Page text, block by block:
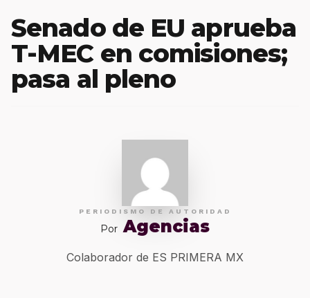
Senado de EU aprueba
T-MEC en comisiones;
pasa al pleno
PERIODISMO DE AUTORIDAD
Por Agencias
Colaborador de ES PRIMERA MX